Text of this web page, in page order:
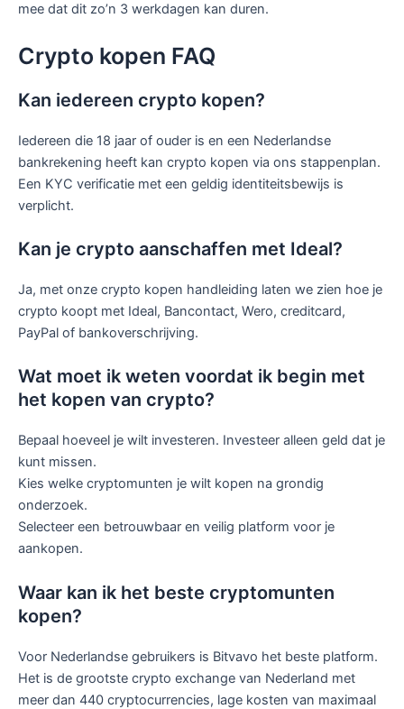
mee dat dit zo’n 3 werkdagen kan duren.
Crypto kopen FAQ
Kan iedereen crypto kopen?
Iedereen die 18 jaar of ouder is en een Nederlandse
bankrekening heeft kan crypto kopen via ons stappenplan.
Een KYC verificatie met een geldig identiteitsbewijs is
verplicht.
Kan je crypto aanschaffen met Ideal?
Ja, met onze crypto kopen handleiding laten we zien hoe je
crypto koopt met Ideal, Bancontact, Wero, creditcard,
PayPal of bankoverschrijving.
Wat moet ik weten voordat ik begin met
het kopen van crypto?
Bepaal hoeveel je wilt investeren. Investeer alleen geld dat je
kunt missen.
Kies welke cryptomunten je wilt kopen na grondig
onderzoek.
Selecteer een betrouwbaar en veilig platform voor je
aankopen.
Waar kan ik het beste cryptomunten
kopen?
Voor Nederlandse gebruikers is Bitvavo het beste platform.
Het is de grootste crypto exchange van Nederland met
meer dan 440 cryptocurrencies, lage kosten van maximaal